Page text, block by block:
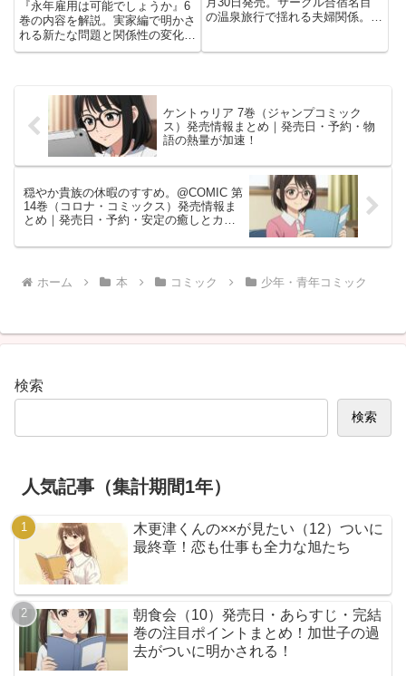
『永年雇用は可能でしょうか』6
巻の内容を解説。実家編で明かさ
れる新たな問題と関係性の変化に
注目。
の温泉旅行で揺れる夫婦関係。木
ケントゥリア 7巻（ジャンプコミック
ス）発売情報まとめ｜発売日・予約・物
語の熱量が加速！
穏やか貴族の休暇のすすめ。@COMIC 第
14巻（コロナ・コミックス）発売情報ま
とめ｜発売日・予約・安定の癒しとカオ
ホーム 本 コミック 少年・青年コミック
検索
検索
人気記事（集計期間1年）
木更津くんの××が見たい（12）ついに
最終章！恋も仕事も全力な旭たち
朝食会（10）発売日・あらすじ・完結
巻の注目ポイントまとめ！加世子の過
去がついに明かされる！